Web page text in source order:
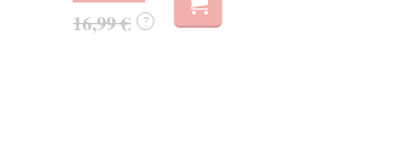
16,99 € ?